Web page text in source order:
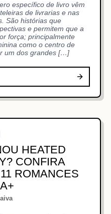
específico de livro vêm
de livrarias e nas
São histórias que
e permitem que a
força; principalmente
como o centro de
um dos grandes […]
HEATED
CONFIRA
ROMANCES